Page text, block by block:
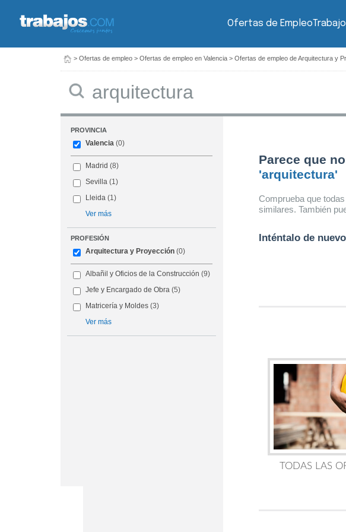
Ofertas de Empleo
> Ofertas de empleo > Ofertas de empleo en Valencia > Ofertas de empleo de Arquitectura y
PROVINCIA
Valencia (0)
Madrid (8)
Sevilla (1)
Lleida (1)
Ver más
PROFESIÓN
Arquitectura y Proyección (0)
Albañil y Oficios de la Construcción (9)
Jefe y Encargado de Obra (5)
Matricería y Moldes (3)
Ver más
Parece que
'arquitectura'
Comprueba que
similares. También
Inténtalo de
TODAS LAS